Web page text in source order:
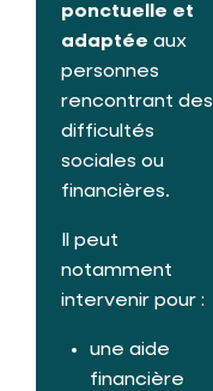
ponctuelle et
adaptée aux
personnes
rencontrant des
difficultés
sociales ou
financières.
Il peut
notamment
intervenir pour :
une aide
financière